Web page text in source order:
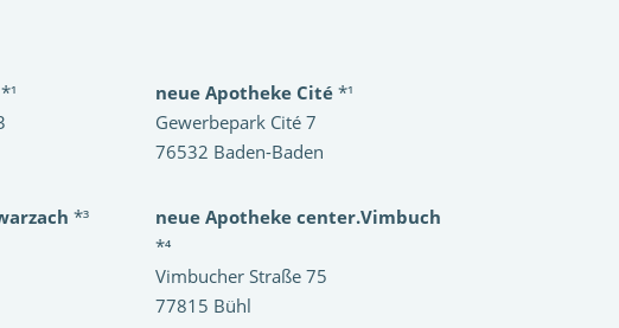
neue Apotheke Cité *¹
Gewerbepark Cité 7
76532 Baden-Baden
*³
neue Apotheke center.Vimbuch
*⁴
Vimbucher Straße 75
77815 Bühl